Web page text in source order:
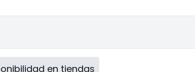
en tiendas